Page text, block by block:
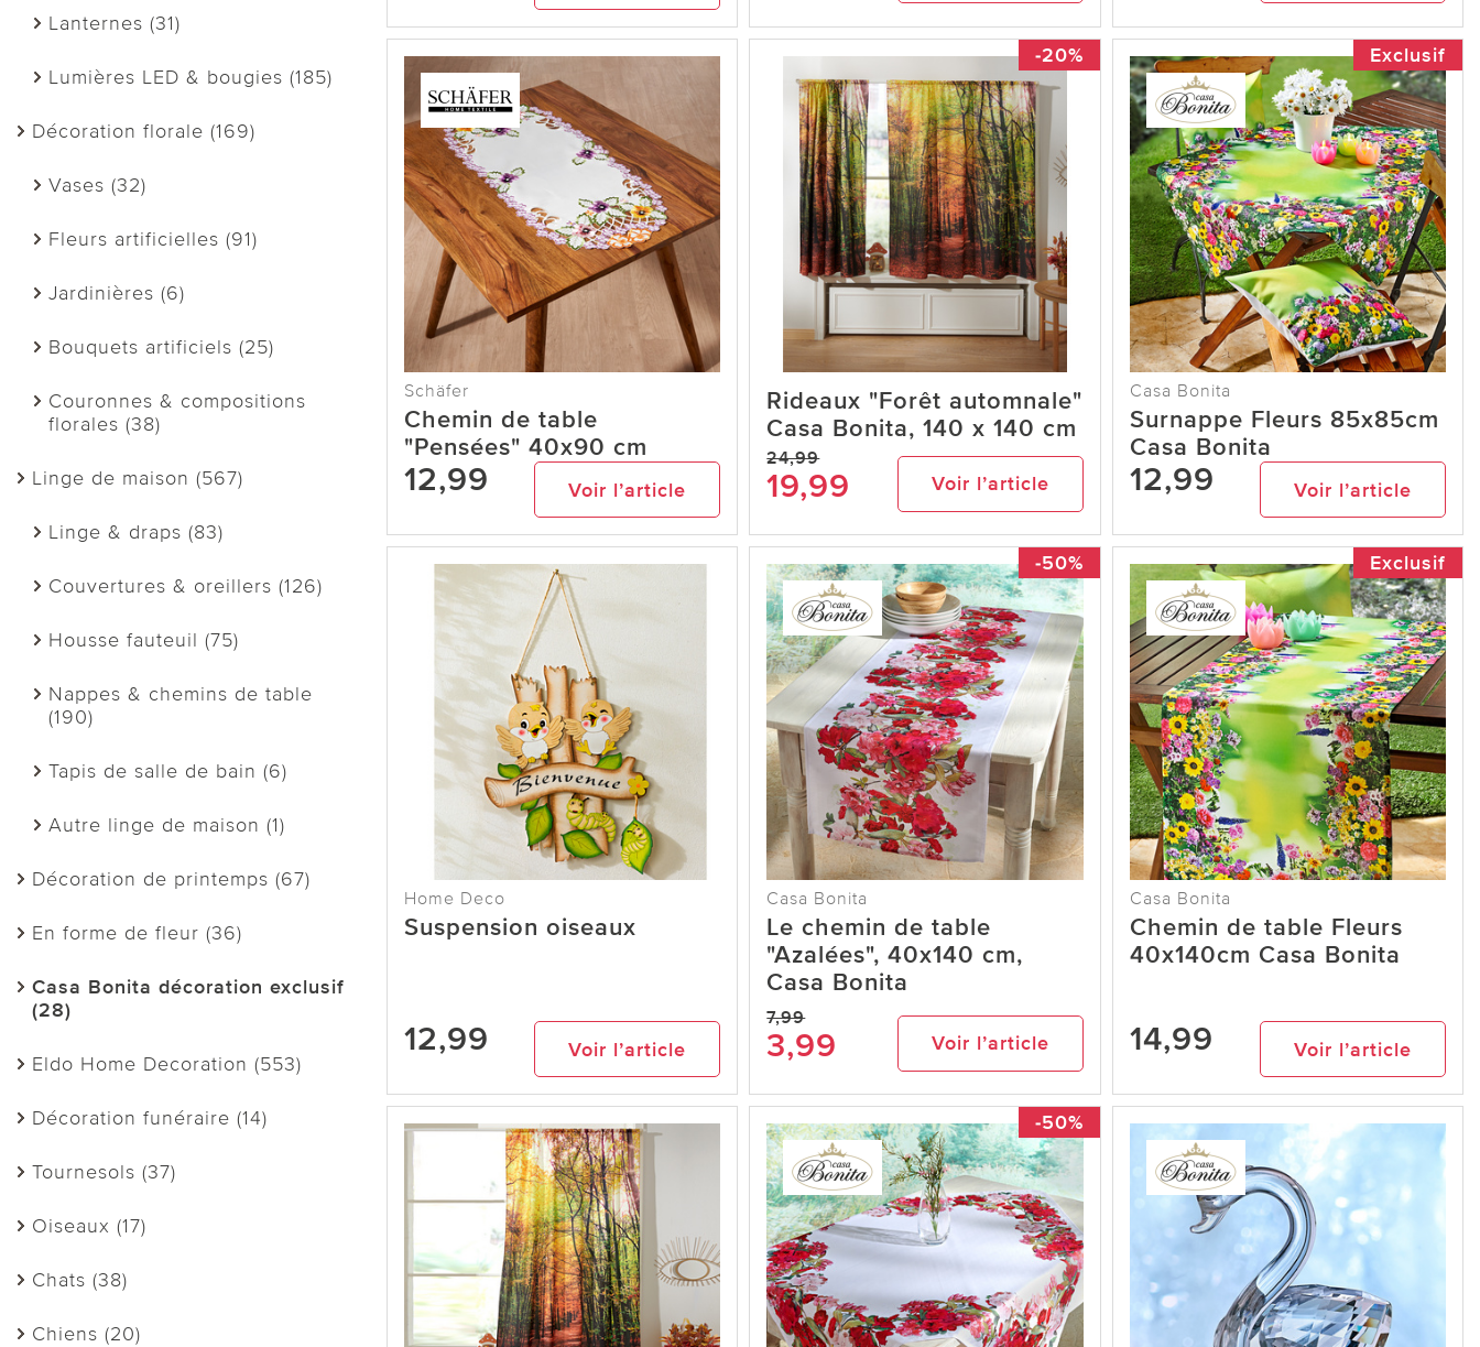
Lanternes (31)
Lumières LED & bougies (185)
Décoration florale (169)
Vases (32)
Fleurs artificielles (91)
Jardinières (6)
Bouquets artificiels (25)
Couronnes & compositions
florales (38)
Linge de maison (567)
Linge & draps (83)
Couvertures & oreillers (126)
Housse fauteuil (75)
Nappes & chemins de table
(190)
Tapis de salle de bain (6)
Autre linge de maison (1)
Décoration de printemps (67)
En forme de fleur (36)
Casa Bonita décoration exclusif
(28)
Eldo Home Decoration (553)
Décoration funéraire (14)
Tournesols (37)
Oiseaux (17)
Chats (38)
Chiens (20)
Schäfer
Chemin de table
"Pensées" 40x90 cm
12,99 Voir l’article
-20%
Rideaux "Forêt automnale"
Casa Bonita, 140 x 140 cm
24,99
19,99 Voir l’article
Exclusif
Casa Bonita
Surnappe Fleurs 85x85cm
Casa Bonita
12,99 Voir l’article
Home Deco
Suspension oiseaux
12,99 Voir l’article
-50%
Casa Bonita
Le chemin de table
"Azalées", 40x140 cm,
Casa Bonita
7,99
3,99 Voir l’article
Exclusif
Casa Bonita
Chemin de table Fleurs
40x140cm Casa Bonita
14,99 Voir l’article
-50%